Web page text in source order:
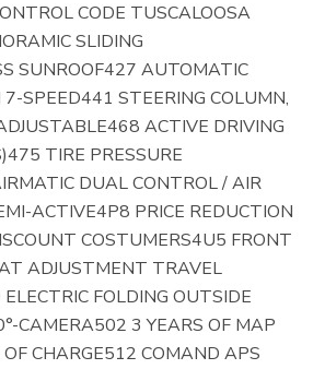
CODE TUSCALOOSA
SLIDING
SUNROOF427 AUTOMATIC
SPEED441 STEERING COLUMN,
ACTIVE DRIVING
TIRE PRESSURE
DUAL CONTROL / AIR
ACTIVE4P8 PRICE REDUCTION
COSTUMERS4U5 FRONT
ADJUSTMENT TRAVEL
FOLDING OUTSIDE
CAMERA502 3 YEARS OF MAP
CHARGE512 COMAND APS